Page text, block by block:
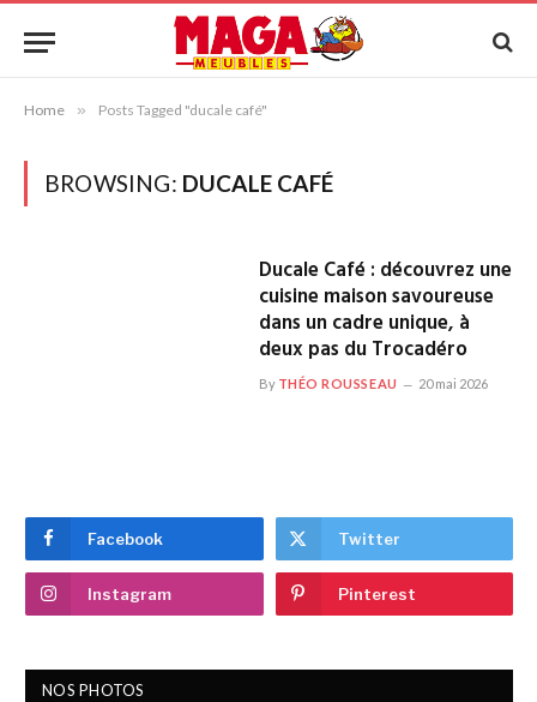
Home » Posts Tagged "ducale café"
BROWSING: DUCALE CAFÉ
Ducale Café : découvrez une
cuisine maison savoureuse
dans un cadre unique, à
deux pas du Trocadéro
By THÉO ROUSSEAU 20 mai 2026
Facebook Twitter
Instagram Pinterest
NOS PHOTOS